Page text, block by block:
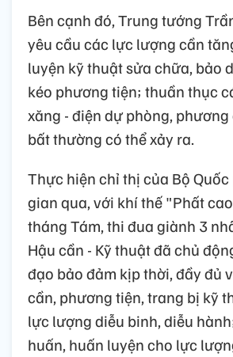
Bên cạnh đó, Trung tướng
yêu cầu các lực lượng cần
luyện kỹ thuật sửa chữa, bảo
kéo phương tiện; thuần thục
xăng - điện dự phòng,
bất thường có thể xảy ra.
Thực hiện chỉ thị của Bộ
gian qua, với khí thế "Phất
tháng Tám, thi đua giành 3
Hậu cần - Kỹ thuật đã chủ
đạo bảo đảm kịp thời, đầy đủ
cần, phương tiện, trang bị kỹ
lực lượng diễu binh, diễu
huấn, huấn luyện cho lực